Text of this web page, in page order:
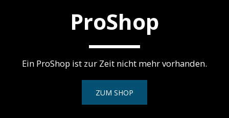
ProShop
Ein ProShop ist zur Zeit nicht mehr vorhanden.
ZUM SHOP